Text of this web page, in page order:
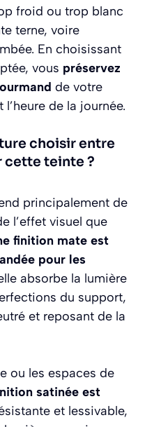
froid ou trop blanc
terne, voire
En choisissant
vous préservez
de votre
de la journée.
choisir entre
cette teinte ?
principalement de
l’effet visuel que
finition mate est
pour les
absorbe la lumière
du support,
et reposant de la
ou les espaces de
satinée est
et lessivable,